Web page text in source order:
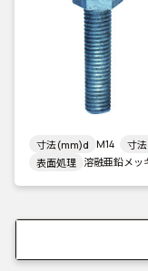
寸法(mm)d M14 寸
表面処理 溶融亜鉛メッ